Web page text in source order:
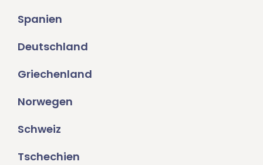
Spanien
Deutschland
Griechenland
Norwegen
Schweiz
Tschechien